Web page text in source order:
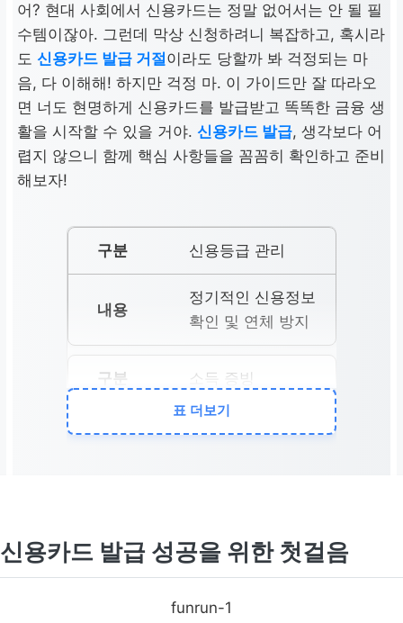
어? 현대 사회에서 신용카드는 정말 없어서는 안 될 필
수템이잖아. 그런데 막상 신청하려니 복잡하고, 혹시라
도 신용카드 발급 거절이라도 당할까 봐 걱정되는 마
음, 다 이해해! 하지만 걱정 마. 이 가이드만 잘 따라오
면 너도 현명하게 신용카드를 발급받고 똑똑한 금융 생
활을 시작할 수 있을 거야. 신용카드 발급, 생각보다 어
렵지 않으니 함께 핵심 사항들을 꼼꼼히 확인하고 준비
해보자!
신용등급 관리
정기적인 신용정보
확인 및 연체 방지
소득 증빙
과도한 부채 및 현
금서비스 자제
표 더보기
신용카드 발급 성공을 위한 첫걸음
funrun-1